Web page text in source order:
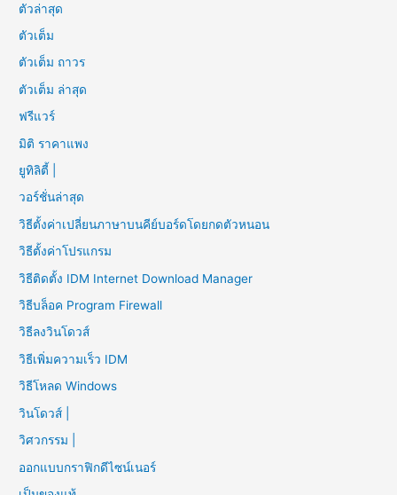
ตัวล่าสุด
ตัวเต็ม
ตัวเต็ม ถาวร
ตัวเต็ม ล่าสุด
ฟรีแวร์
มิติ ราคาแพง
ยูทิลิตี้ |
วอร์ชั่นล่าสุด
วิธีตั้งค่าเปลี่ยนภาษาบนคีย์บอร์ดโดยกดตัวหนอน
วิธีตั้งค่าโปรแกรม
วิธีติดตั้ง IDM Internet Download Manager
วิธีบล็อค Program Firewall
วิธีลงวินโดวส์
วิธีเพิ่มความเร็ว IDM
วิธีโหลด Windows
วินโดวส์ |
วิศวกรรม |
ออกแบบกราฟิกดีไซน์เนอร์